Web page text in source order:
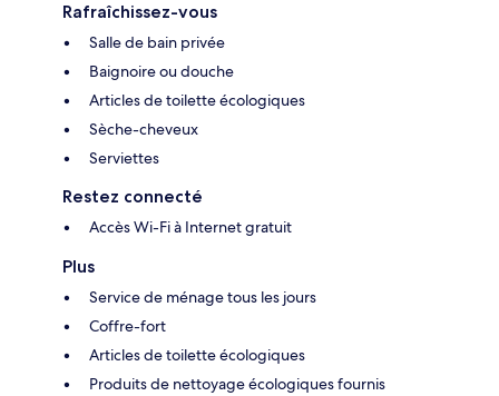
Rafraîchissez-vous
Salle de bain privée
Baignoire ou douche
Articles de toilette écologiques
Sèche-cheveux
Serviettes
Restez connecté
Accès Wi-Fi à Internet gratuit
Plus
Service de ménage tous les jours
Coffre-fort
Articles de toilette écologiques
Produits de nettoyage écologiques fournis